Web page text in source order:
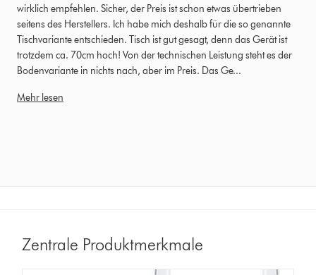
wirklich empfehlen. Sicher, der Preis ist schon etwas übertrieben
seitens des Herstellers. Ich habe mich deshalb für die so genannte
Tischvariante entschieden. Tisch ist gut gesagt, denn das Gerät ist
trotzdem ca. 70cm hoch! Von der technischen Leistung steht es der
Bodenvariante in nichts nach, aber im Preis. Das Ge...
Mehr lesen
Zentrale Produktmerkmale